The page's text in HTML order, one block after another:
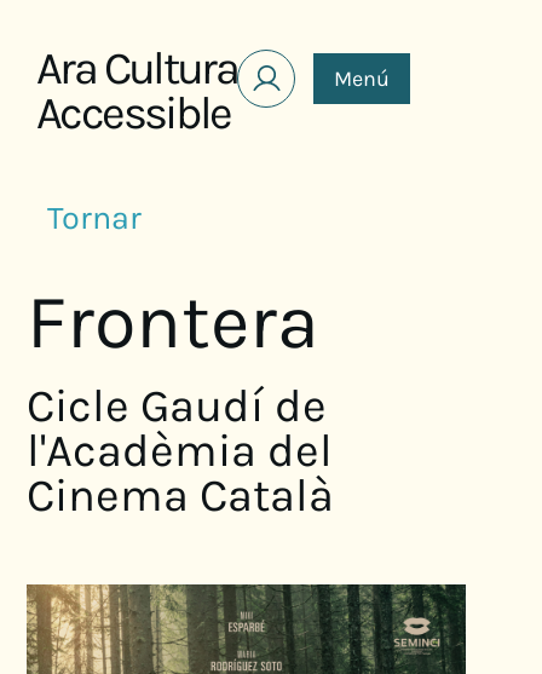
Ara Cultura
Accessible
Menú
Tornar
Frontera
Cicle Gaudí de
l'Acadèmia del
Cinema Català